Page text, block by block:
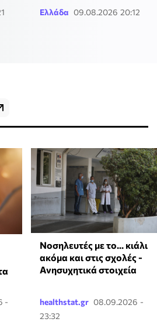
Ελλάδα 09.08.2026 20:12
-
Νοσηλευτές με το... κιάλι
ακόμα και στις σχολές -
Ανησυχητικά στοιχεία
healthstat.gr 08.09.2026 -
23:32